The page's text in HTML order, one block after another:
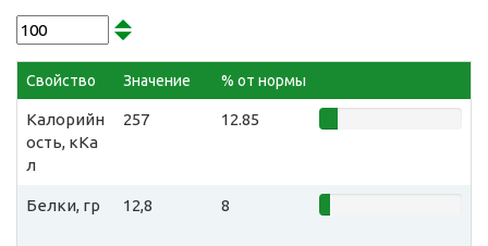
Свойство Значение % от нормы
Калорийн
ость, кКа
л
257 12.85
Белки, гр 12,8 8